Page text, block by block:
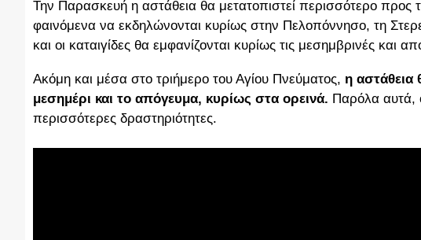
Την Παρασκευή η αστάθεια θα μετατοπιστεί περισσότερο προς
φαινόμενα να εκδηλώνονται κυρίως στην Πελοπόννησο, τη
και οι καταιγίδες θα εμφανίζονται κυρίως τις μεσημβρινές και
Ακόμη και μέσα στο τριήμερο του Αγίου Πνεύματος, η αστάθεια
μεσημέρι και το απόγευμα, κυρίως στα ορεινά. Παρόλα αυτά,
περισσότερες δραστηριότητες.